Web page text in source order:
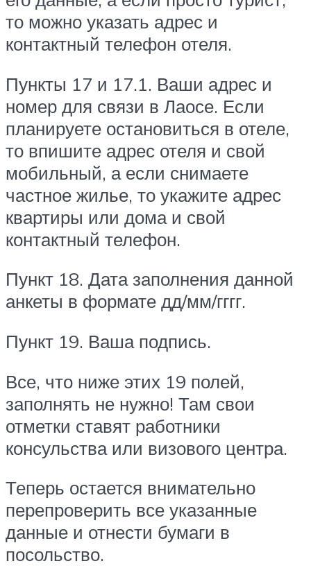
то можно указать адрес и
контактный телефон отеля.
Пункты 17 и 17.1. Ваши адрес и
номер для связи в Лаосе. Если
планируете остановиться в отеле,
то впишите адрес отеля и свой
мобильный, а если снимаете
частное жилье, то укажите адрес
квартиры или дома и свой
контактный телефон.
Пункт 18. Дата заполнения данной
анкеты в формате дд/мм/гггг.
Пункт 19. Ваша подпись.
Все, что ниже этих 19 полей,
заполнять не нужно! Там свои
отметки ставят работники
консульства или визового центра.
Теперь остается внимательно
перепроверить все указанные
данные и отнести бумаги в
посольство.